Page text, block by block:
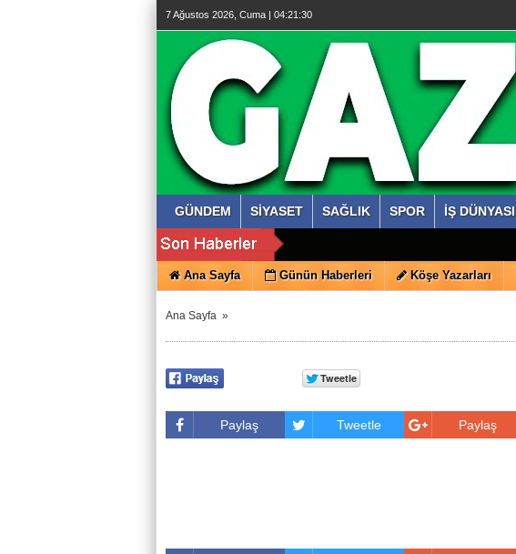
7 Ağustos 2026, Cuma | 04:21:30
GÜNDEM SİYASET SAĞLIK SPOR İŞ DÜNYASI
Ana Sayfa Günün Haberleri Köşe Yazarları
Ana Sayfa »
Paylaş Tweetle Paylaş